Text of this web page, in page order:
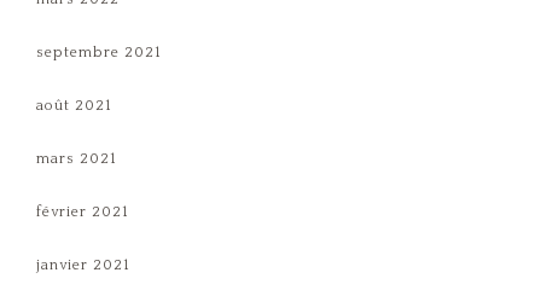
septembre 2021
août 2021
mars 2021
février 2021
janvier 2021